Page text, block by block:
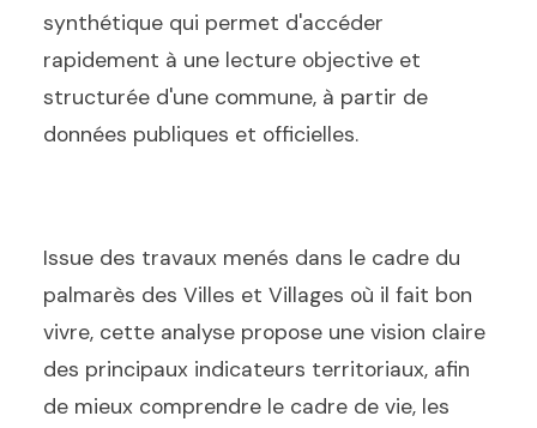
synthétique qui permet d'accéder
rapidement à une lecture objective et
structurée d'une commune, à partir de
données publiques et officielles.
Issue des travaux menés dans le cadre du
palmarès des Villes et Villages où il fait bon
vivre, cette analyse propose une vision claire
des principaux indicateurs territoriaux, afin
de mieux comprendre le cadre de vie, les